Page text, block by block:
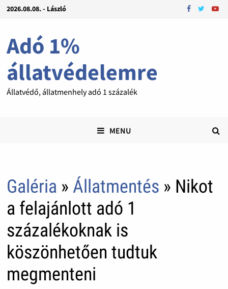
2026.08.08. - László
Adó 1%
állatvédelemre
Állatvédő, állatmenhely adó 1 százalék
MENU
Galéria » Állatmentés » Nikot
a felajánlott adó 1
százalékoknak is
köszönhetően tudtuk
megmenteni